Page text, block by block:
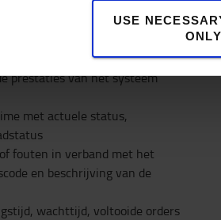
USE
ONLY
fouten
de vorm van grafieken in de
prestaties van het systeem
met actuele status,
fouten in verband met het
en beschrijving van de
wachttijd, voltooide orders